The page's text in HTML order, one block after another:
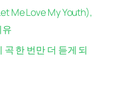
Me Love My Youth),
유
곡 한 번만 더 듣게 되